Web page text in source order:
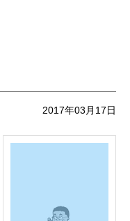
2017年03月17日